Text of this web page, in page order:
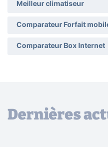
Meilleur climatiseur
Comparateur Forfait
Comparateur Box Internet
Dernières